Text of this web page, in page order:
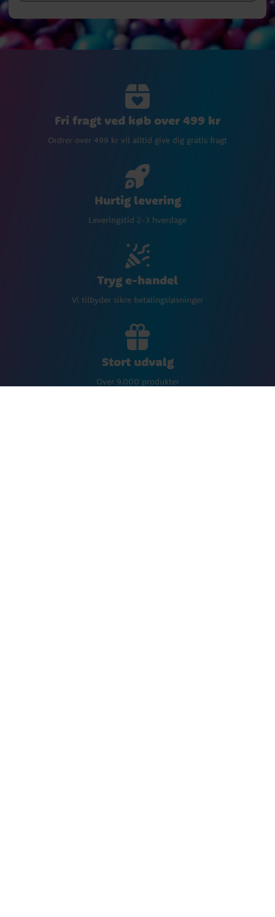
Fri fragt ved køb over 499 kr
Ordrer over 499 kr vil alltid give dig gratis fragt
Hurtig levering
Leveringstid 2-3 hverdage
Tryg e-handel
Vi tilbyder sikre betalingsløsninger
Stort udvalg
Over 9.000 produkter